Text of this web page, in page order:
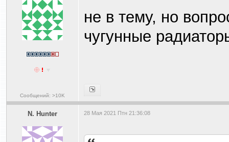
Сообщений: >10K
не в тему, но
чугунные
N. Hunter 28 Мая 2021 Птн 21:36:08